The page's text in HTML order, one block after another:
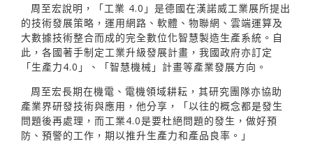
周至宏說明，「工業 4.0」是德國在漢諾威工業展所提出
的技術發展策略，運用網路、軟體、物聯網、雲端運算及
大數據技術整合而成的完全數位化智慧製造生產系統。自
此，各國著手制定工業升級發展計畫，我國政府亦訂定
「生產力4.0」、「智慧機械」計畫等產業發展方向。
周至宏長期在機電、電機領域耕耘，其研究團隊亦協助
產業界研發技術與應用，他分享，「以往的概念都是發生
問題後再處理，而工業4.0是要杜絕問題的發生，做好預
防、預警的工作，期以推升生產力和產品良率。」